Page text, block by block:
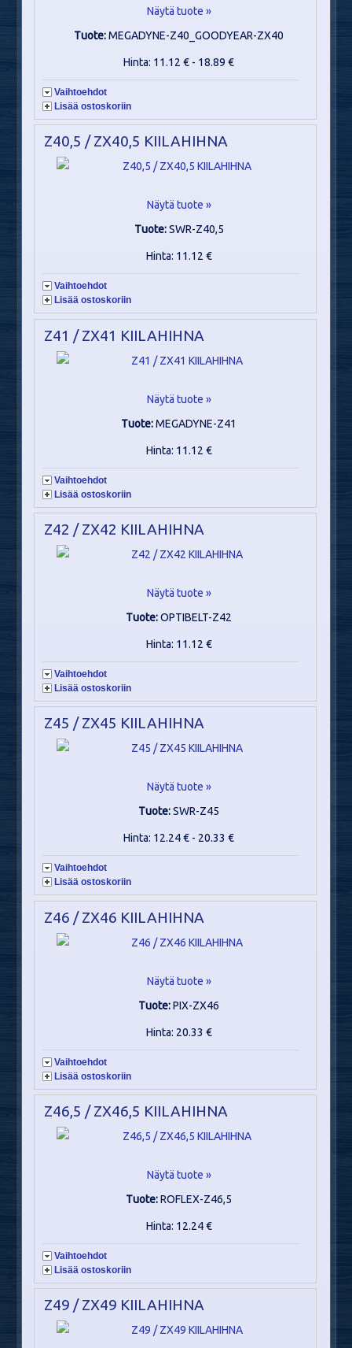
Näytä tuote »
Tuote:MEGADYNE-Z40_GOODYEAR-ZX40
Hinta: 11.12 € - 18.89 €
Vaihtoehdot
Lisää ostoskoriin
Z40,5 / ZX40,5 KIILAHIHNA
Näytä tuote »
Tuote:SWR-Z40,5
Hinta: 11.12 €
Vaihtoehdot
Lisää ostoskoriin
Z41 / ZX41 KIILAHIHNA
Näytä tuote »
Tuote:MEGADYNE-Z41
Hinta: 11.12 €
Vaihtoehdot
Lisää ostoskoriin
Z42 / ZX42 KIILAHIHNA
Näytä tuote »
Tuote:OPTIBELT-Z42
Hinta: 11.12 €
Vaihtoehdot
Lisää ostoskoriin
Z45 / ZX45 KIILAHIHNA
Näytä tuote »
Tuote:SWR-Z45
Hinta: 12.24 € - 20.33 €
Vaihtoehdot
Lisää ostoskoriin
Z46 / ZX46 KIILAHIHNA
Näytä tuote »
Tuote:PIX-ZX46
Hinta: 20.33 €
Vaihtoehdot
Lisää ostoskoriin
Z46,5 / ZX46,5 KIILAHIHNA
Näytä tuote »
Tuote:ROFLEX-Z46,5
Hinta: 12.24 €
Vaihtoehdot
Lisää ostoskoriin
Z49 / ZX49 KIILAHIHNA